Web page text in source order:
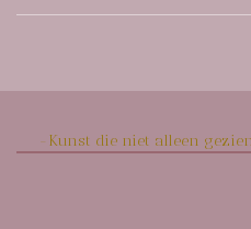
-Kunst die niet alleen